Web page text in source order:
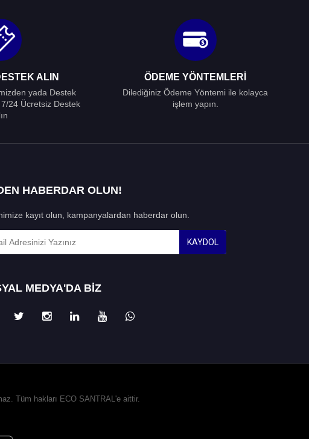
ALIN
yada Destek
7/24 Ücretsiz Destek
ÖDEME YÖNTEMLERI
Dilediğiniz Ödeme Yöntemi ile kolayca
işlem yapın.
HABERDAR OLUN!
kayıt olun, kampanyalardan haberdar olun.
KAYDOL
MEDYA'DA BİZ
Tüm hakları ECO SANTRAL'e aittir.